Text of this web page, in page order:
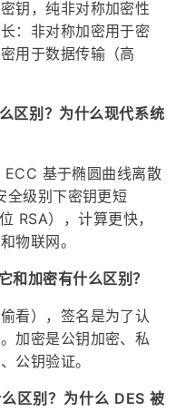
钥，纯非对称加密性
：非对称加密用于密
用于数据传输（高
区别？为什么现代系统
基于椭圆曲线离散
全级别下密钥更短
RSA），计算更快，
物联网。
和加密有什么区别？
看），签名是为了认
加密是公钥加密、私
公钥验证。
区别？为什么 DES 被